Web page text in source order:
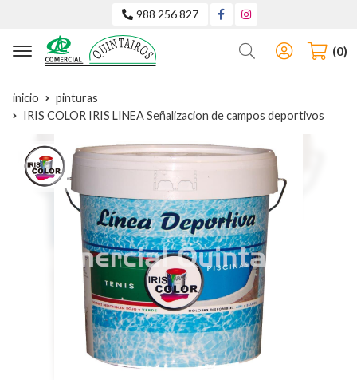
988 256 827
Buscar 0
inicio
pinturas
IRIS COLOR IRIS LINEA Señalizacion de campos deportivos